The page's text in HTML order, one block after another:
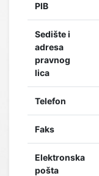
PIB
Sedište i
adresa
pravnog
lica
Telefon
Faks
Elektronska
pošta